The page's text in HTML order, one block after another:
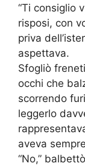
“Ti consiglio
risposi, con
priva
aspettava.
Sfogliò
occhi che
scorrendo
leggerlo
aveva
“No,”